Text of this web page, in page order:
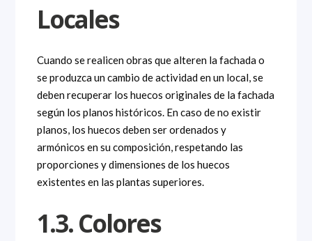
Locales
Cuando se realicen obras que alteren la fachada o
se produzca un cambio de actividad en un local, se
deben recuperar los huecos originales de la fachada
según los planos históricos. En caso de no existir
planos, los huecos deben ser ordenados y
armónicos en su composición, respetando las
proporciones y dimensiones de los huecos
existentes en las plantas superiores.
1.3. Colores